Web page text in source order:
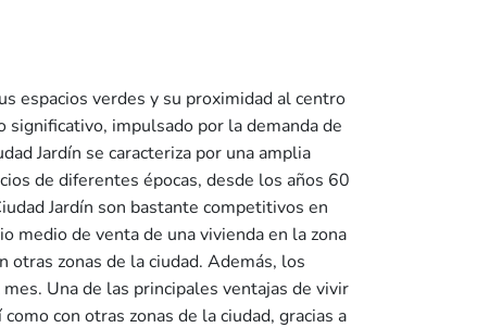
espacios verdes y su proximidad al centro
impulsado por la demanda de
Jardín se caracteriza por una amplia
de diferentes épocas, desde los años 60
Jardín son bastante competitivos en
medio de venta de una vivienda en la zona
zonas de la ciudad. Además, los
Una de las principales ventajas de vivir
con otras zonas de la ciudad, gracias a